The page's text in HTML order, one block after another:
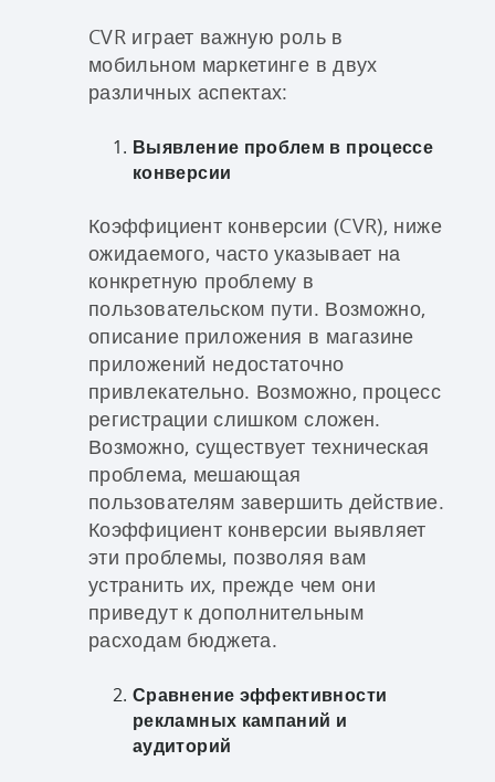
CVR играет важную роль в
мобильном маркетинге в двух
различных аспектах:
Выявление проблем в процессе
конверсии
Коэффициент конверсии (CVR), ниже
ожидаемого, часто указывает на
конкретную проблему в
пользовательском пути. Возможно,
описание приложения в магазине
приложений недостаточно
привлекательно. Возможно, процесс
регистрации слишком сложен.
Возможно, существует техническая
проблема, мешающая
пользователям завершить действие.
Коэффициент конверсии выявляет
эти проблемы, позволяя вам
устранить их, прежде чем они
приведут к дополнительным
расходам бюджета.
Сравнение эффективности
рекламных кампаний и
аудиторий